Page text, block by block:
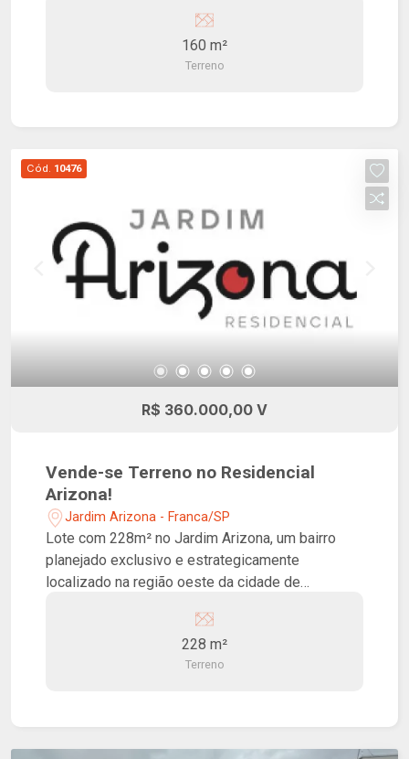
infraestrutura completa, com ciclovias
arborizadas, guias e sarjetas, rede elétrica e de
iluminação, rede de água e esgoto, galerias de
160 m²
Terreno
Cód. 10476
R$ 360.000,00 V
Vende-se Terreno no Residencial
Arizona!
Jardim Arizona - Franca/SP
Lote com 228m² no Jardim Arizona, um bairro
planejado exclusivo e estrategicamente
localizado na região oeste da cidade de
Portinari, Hospital São Joaquim, Franca Shopping
e o Distrito Industrial, este é o lugar ideal para
228 m²
Terreno